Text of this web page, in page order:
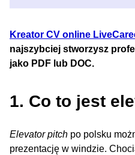
Kreator CV online
najszybciej stworzysz
jako PDF lub DOC.
1. Co to jest
Elevator pitch po polsku
prezentację w windzie.